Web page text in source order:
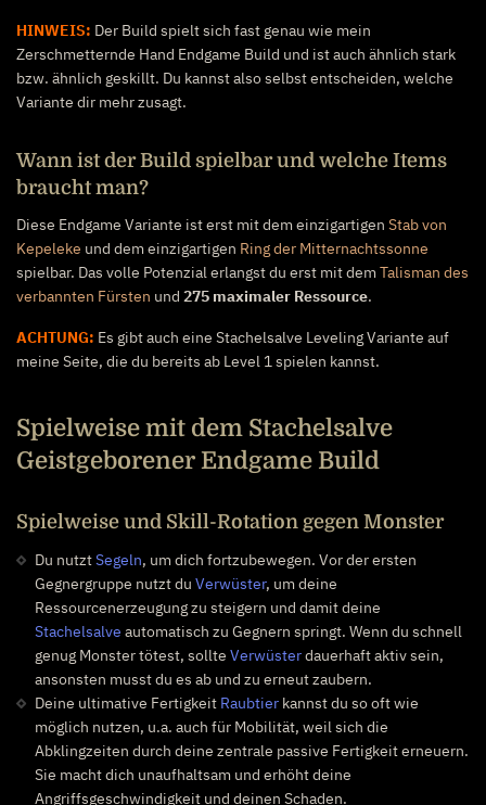
HINWEIS: Der Build spielt sich fast genau wie mein
Zerschmetternde Hand Endgame Build und ist auch ähnlich stark
bzw. ähnlich geskillt. Du kannst also selbst entscheiden, welche
Variante dir mehr zusagt.
Wann ist der Build spielbar und welche Items
braucht man?
Diese Endgame Variante ist erst mit dem einzigartigen Stab von
Kepeleke und dem einzigartigen Ring der Mitternachtssonne
spielbar. Das volle Potenzial erlangst du erst mit dem Talisman des
verbannten Fürsten und 275 maximaler Ressource.
ACHTUNG: Es gibt auch eine Stachelsalve Leveling Variante auf
meine Seite, die du bereits ab Level 1 spielen kannst.
Spielweise mit dem Stachelsalve
Geistgeborener Endgame Build
Spielweise und Skill-Rotation gegen Monster
Du nutztSegeln, um dich fortzubewegen. Vor der ersten
Gegnergruppe nutzt duVerwüster, um deine
Ressourcenerzeugung zu steigern und damit deine
Stachelsalve automatisch zu Gegnern springt. Wenn du schnell
genug Monster tötest, sollteVerwüsterdauerhaft aktiv sein,
ansonsten musst du es ab und zu erneut zaubern.
Deine ultimative Fertigkeit Raubtier kannst du so oft wie
möglich nutzen, u.a. auch für Mobilität, weil sich die
Abklingzeiten durch deine zentrale passive Fertigkeit erneuern.
Sie macht dich unaufhaltsam und erhöht deine
Angriffsgeschwindigkeit und deinen Schaden.